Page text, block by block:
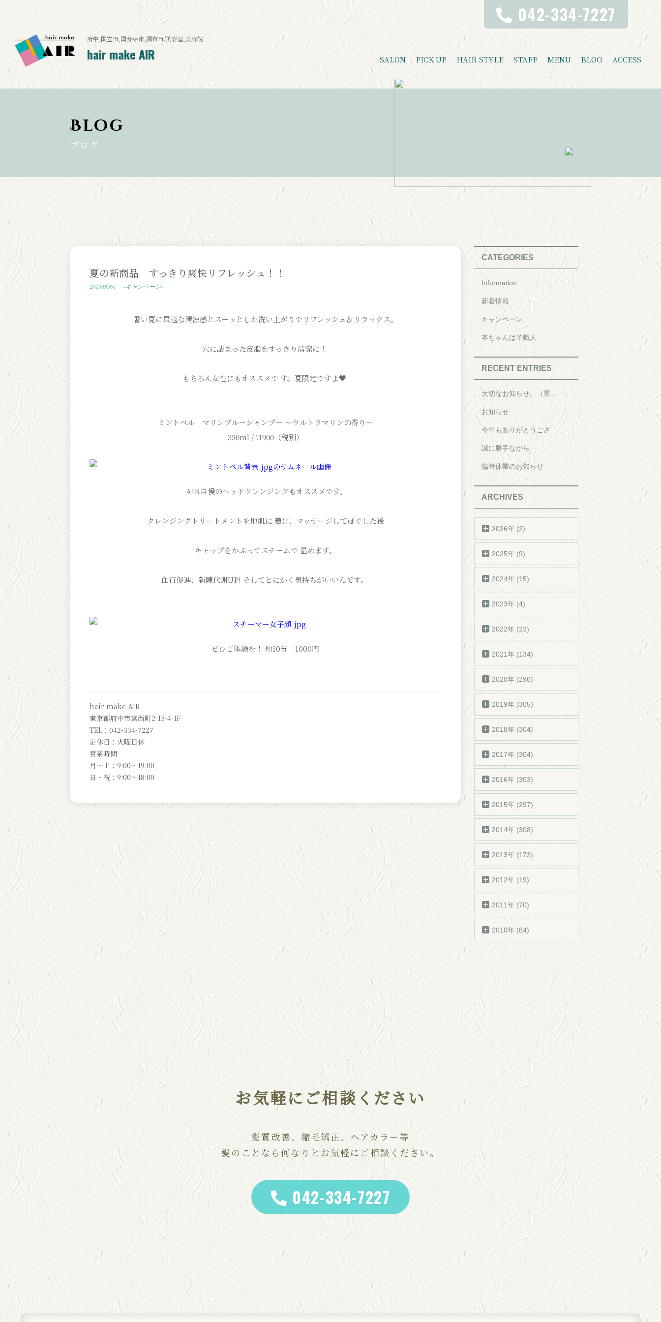
042-334-7227
府中,国立市,国分寺市,調布市/美容室,美容院
hair make AIR SALON PICK UP HAIR STYLE STAFF MENU BLOG ACCESS
Blog
ブログ
夏の新商品 すっきり爽快リフレッシュ！！
2013/06/01 -キャンペーン-
暑い夏に最適な清涼感とスーッとした洗い上がりでリフレッシュ＆リラックス。
穴に詰まった皮脂をすっきり清潔に！
もちろん女性にもオススメで す。夏限定ですよ♥
ミントベル マリンブルーシャンプー ～ウルトラマリンの香り～
350ml / \1900（税別）
AIR自慢のヘッドクレンジングもオススメです。
クレンジングトリートメントを地肌に 着け、マッサージしてほぐした後
キャップをかぶってスチームで 温めます。
血行促進、新陳代謝UP! そしてとにかく気持ちがいいんです。
ぜひご体験を！ 約10分 1000円
hair make AIR
東京都府中市宮西町2-13-4-1F
TEL：042-334-7227
定休日：火曜日休
営業時間
月～土：9:00～19:00
日・祝：9:00～18:00
CATEGORIES
Information
新着情報
キャンペーン
本ちゃんは革職人
RECENT ENTRIES
大切なお知らせ。（重...
お知らせ
今年もありがとうござ...
誠に勝手ながら
臨時休業のお知らせ
ARCHIVES
2026年 (2)
2025年 (9)
2024年 (15)
2023年 (4)
2022年 (23)
2021年 (134)
2020年 (296)
2019年 (305)
2018年 (304)
2017年 (304)
2016年 (303)
2015年 (297)
2014年 (308)
2013年 (173)
2012年 (19)
2011年 (70)
2010年 (84)
お気軽にご相談ください
髪質改善、縮毛矯正、ヘアカラー等
髪のことなら何なりとお気軽にご相談ください。
042-334-7227